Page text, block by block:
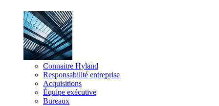
Connaitre Hyland
Responsabilité entreprise
Acquisitions
Équipe exécutive
Bureaux